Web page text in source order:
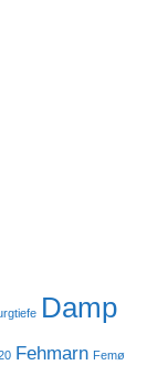
Damp
Fehmarn Femø